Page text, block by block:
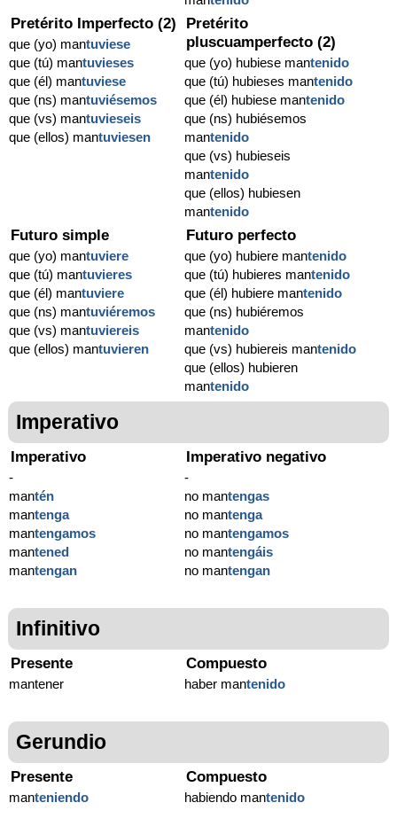
Pretérito Imperfecto (2)
que (yo) mantuviese
que (tú) mantuvieses
que (él) mantuviese
que (ns) mantuviésemos
que (vs) mantuvieseis
que (ellos) mantuviesen
Pretérito
pluscuamperfecto (2)
que (yo) hubiese mantenido
que (tú) hubieses mantenido
que (él) hubiese mantenido
que (ns) hubiésemos
mantenido
que (vs) hubieseis
mantenido
que (ellos) hubiesen
mantenido
Futuro simple
que (yo) mantuviere
que (tú) mantuvieres
que (él) mantuviere
que (ns) mantuviéremos
que (vs) mantuviereis
que (ellos) mantuvieren
Futuro perfecto
que (yo) hubiere mantenido
que (tú) hubieres mantenido
que (él) hubiere mantenido
que (ns) hubiéremos
mantenido
que (vs) hubiereis mantenido
que (ellos) hubieren
mantenido
Imperativo
Imperativo
-
mantén
mantenga
mantengamos
mantened
mantengan
Imperativo negativo
-
no mantengas
no mantenga
no mantengamos
no mantengáis
no mantengan
Infinitivo
Presente
mantener
Compuesto
haber mantenido
Gerundio
Presente
manteniendo
Compuesto
habiendo mantenido